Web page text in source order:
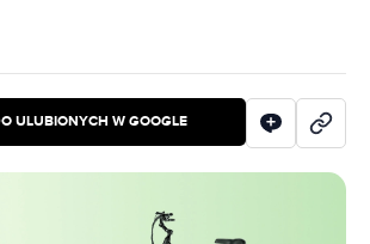
ULUBIONYCH W GOOGLE